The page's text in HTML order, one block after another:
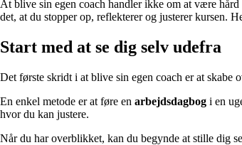
At blive sin egen coach handler ikke om at være
det, at du stopper op, reflekterer og justerer kursen.
Start med at se dig selv udefra
Det første skridt i at blive sin egen coach er at skabe
En enkel metode er at føre en arbejdsdagbog i en
hvor du kan justere.
Når du har overblikket, kan du begynde at stille dig